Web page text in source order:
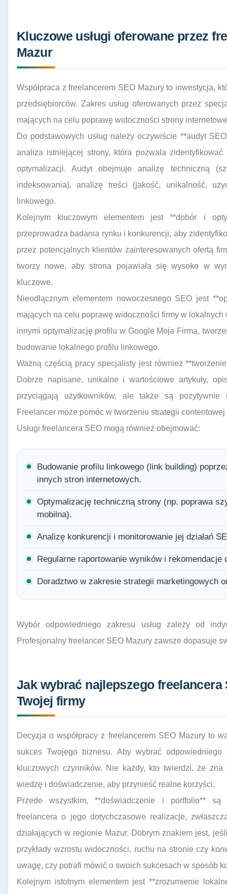
Kluczowe usługi oferowane przez
Mazur
Współpraca z freelancerem SEO Mazury to inwestycja,
przedsiębiorców. Zakres usług oferowanych przez
mających na celu poprawę widoczności strony
Do podstawowych usług należy oczywiście **audyt
analiza istniejącej strony, która pozwala
optymalizacji. Audyt obejmuje analizę techniczną
indeksowania), analizę treści (jakość, unikalność,
linkowego.
Kolejnym kluczowym elementem jest **dobór i
przeprowadza badania rynku i konkurencji, aby
przez potencjalnych klientów zainteresowanych ofertą
tworzy nowe, aby strona pojawiała się wysoko w
kluczowe.
Nieodłącznym elementem nowoczesnego SEO jest
mających na celu poprawę widoczności firmy w
innymi optymalizację profilu w Google Moja Firma,
budowanie lokalnego profilu linkowego.
Ważną częścią pracy specjalisty jest również
Dobrze napisane, unikalne i wartościowe artykuły,
przyciągają użytkowników, ale także są pozytywnie
Freelancer może pomóc w tworzeniu strategii
Usługi freelancera SEO mogą również obejmować:
Budowanie profilu linkowego (link building)
innych stron internetowych.
Optymalizację techniczną strony (np. poprawa
mobilna).
Analizę konkurencji i monitorowanie jej działań
Regularne raportowanie wyników i rekomendacje
Doradztwo w zakresie strategii marketingowych
Wybór odpowiedniego zakresu usług zależy od
Profesjonalny freelancer SEO Mazury zawsze dopasuje
Jak wybrać najlepszego freelancera
Twojej firmy
Decyzja o współpracy z freelancerem SEO Mazury to
sukces Twojego biznesu. Aby wybrać
kluczowych czynników. Nie każdy, kto twierdzi, że
wiedzę i doświadczenie, aby przynieść realne korzyści.
Przede wszystkim, **doświadczenie i portfolio**
freelancera o jego dotychczasowe realizacje,
działających w regionie Mazur. Dobrym znakiem jest,
przykłady wzrostu widoczności, ruchu na stronie czy
uwagę, czy potrafi mówić o swoich sukcesach w sposób
Kolejnym istotnym elementem jest **zrozumienie